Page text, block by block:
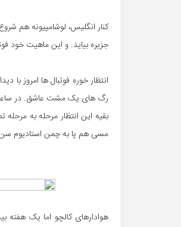
کنار انگلیس، لوشامپیونه هم
جزیره بیاید. و این ماهیت خود
انتظار خوره فوتبال ها امروز
رگ های یک مشت عاشق. در ساعت هایی که جزئی
بقیه این انتظار مرحله به
مسی هم پا به چمن استادیوم
هوادارهای کالچو اما یک هفته